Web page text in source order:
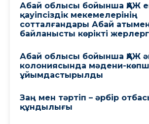
Абай облысы бойынша ҚАЖ
қауіпсіздік мекемелерінің
сотталғандары Абай
байланысты көрікті
Абай облысы бойынша ҚАЖ
колониясында мәдени-
ұйымдастырылды
Заң мен тәртіп – әрбір
құндылығы